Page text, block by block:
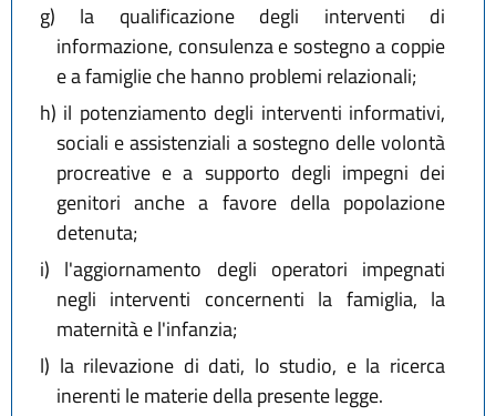
g) la qualificazione degli interventi di
informazione, consulenza e sostegno a coppie
e a famiglie che hanno problemi relazionali;
h) il potenziamento degli interventi informativi,
sociali e assistenziali a sostegno delle volontà
procreative e a supporto degli impegni dei
genitori anche a favore della popolazione
detenuta;
i) l'aggiornamento degli operatori impegnati
negli interventi concernenti la famiglia, la
maternità e l'infanzia;
l) la rilevazione di dati, lo studio, e la ricerca
inerenti le materie della presente legge.